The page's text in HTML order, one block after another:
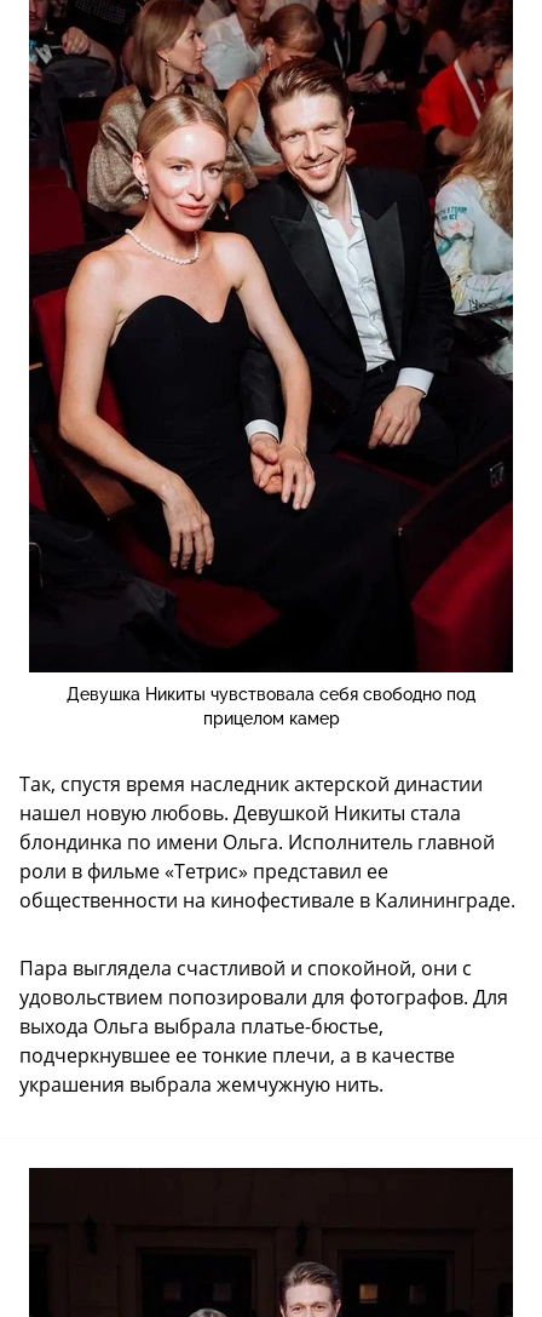
Девушка Никиты чувствовала себя свободно под
прицелом камер
Так, спустя время наследник актерской династии
нашел новую любовь. Девушкой Никиты стала
блондинка по имени Ольга. Исполнитель главной
роли в фильме «Тетрис» представил ее
общественности на кинофестивале в Калининграде.
Пара выглядела счастливой и спокойной, они с
удовольствием попозировали для фотографов. Для
выхода Ольга выбрала платье-бюстье,
подчеркнувшее ее тонкие плечи, а в качестве
украшения выбрала жемчужную нить.